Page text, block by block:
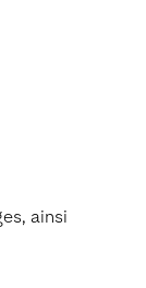
ainsi